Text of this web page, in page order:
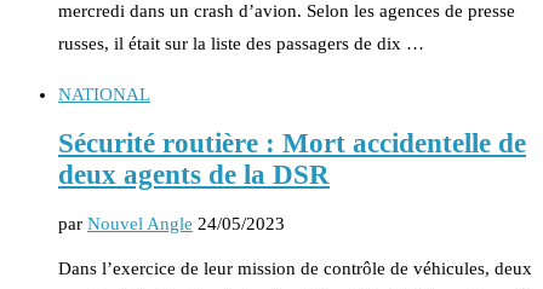
mercredi dans un crash d’avion. Selon les agences de presse
russes, il était sur la liste des passagers de dix …
NATIONAL
Sécurité routière : Mort accidentelle de
deux agents de la DSR
par Nouvel Angle 24/05/2023
Dans l’exercice de leur mission de contrôle de véhicules, deux